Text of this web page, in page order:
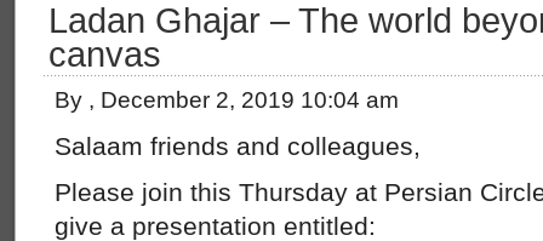
Ladan Ghajar – The world
canvas
By , December 2, 2019 10:04 am
Salaam friends and colleagues,
Please join this Thursday at Persian
give a presentation entitled: